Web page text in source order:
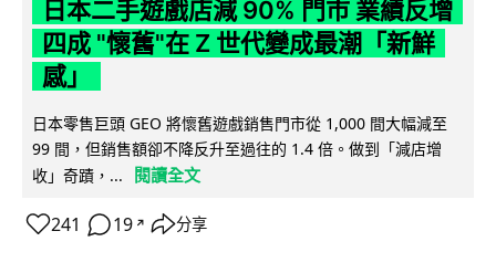
日本二手遊戲店減 90% 門市 業績反增
四成 "懷舊"在 Z 世代變成最潮「新鮮
感」
日本零售巨頭 GEO 將懷舊遊戲銷售門市從 1,000 間大幅減至
99 間，但銷售額卻不降反升至過往的 1.4 倍。做到「減店增
收」奇蹟，...
閱讀全文
241 19 ↗ 分享